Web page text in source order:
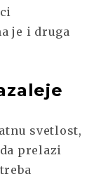
je i druga
svetlost,
prelazi